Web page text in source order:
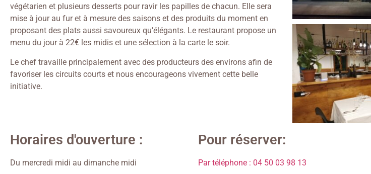
végétarien et plusieurs desserts pour ravir les papilles de chacun. Elle sera
mise à jour au fur et à mesure des saisons et des produits du moment en
proposant des plats aussi savoureux qu’élégants. Le restaurant propose un
menu du jour à 22€ les midis et une sélection à la carte le soir.
Le chef travaille principalement avec des producteurs des environs afin de
favoriser les circuits courts et nous encourageons vivement cette belle
initiative.
Horaires d'ouverture :
Du mercredi midi au dimanche midi
Pour réserver:
Par téléphone : 04 50 03 98 13